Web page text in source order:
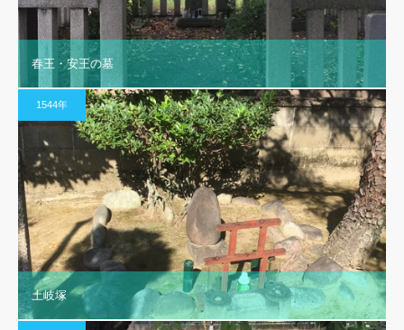
春王・安王の墓
1544年
土岐塚